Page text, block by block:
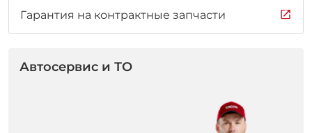
Гарантия на контрактные запчасти
Автосервис и ТО